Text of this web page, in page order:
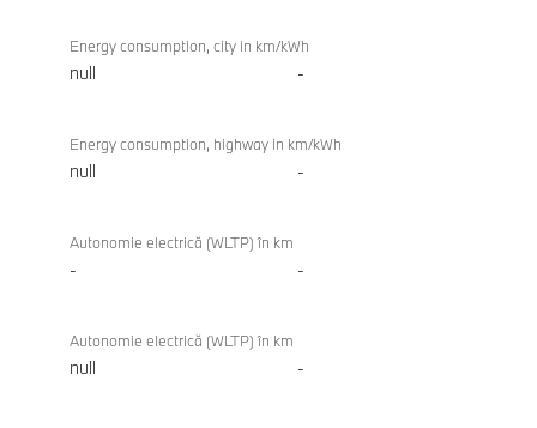
Energy consumption, city in km/kWh
null -
Energy consumption, highway in km/kWh
null -
Autonomie electrică (WLTP) în km
- -
Autonomie electrică (WLTP) în km
null -